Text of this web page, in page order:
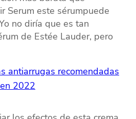
Serum este sérumpuede
no diría que es tan
de Estée Lauder, pero
antiarrugas recomendadas
2022